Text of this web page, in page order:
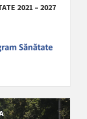
2021 – 2027